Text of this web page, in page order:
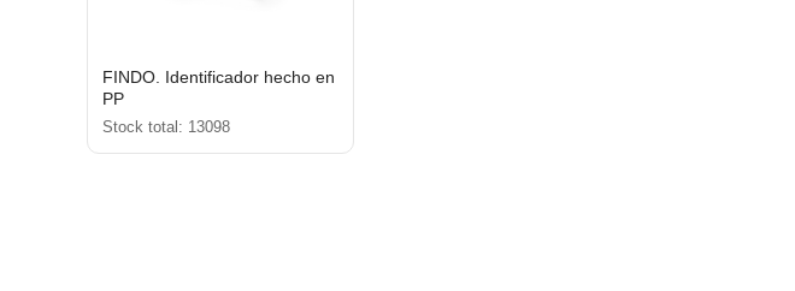
FINDO. Identificador hecho en
PP
Stock total: 13098